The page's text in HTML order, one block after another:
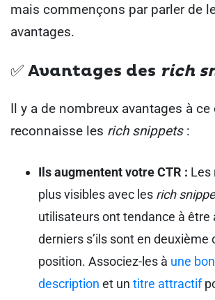
mais commençons par parler de
avantages.
✅ Avantages des rich
Il y a de nombreux avantages à ce
reconnaisse les rich snippets:
Ils augmentent votre CTR : Les
plus visibles avec les rich
utilisateurs ont tendance à être
derniers s’ils sont en deuxième
position. Associez-les à une
description et un titre attractif